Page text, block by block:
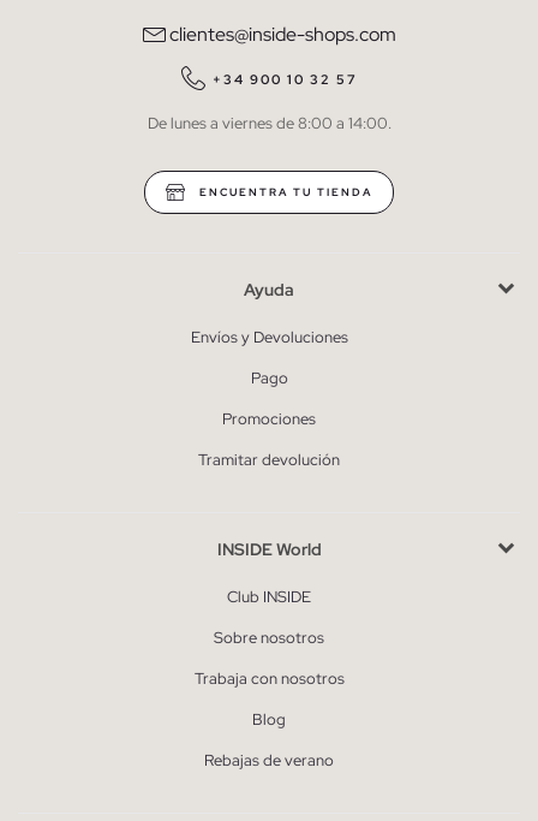
QUIERO SUSCRIBIRME
* Puedes cancelar la suscripción en cualquier momento.
clientes@inside-shops.com
+34 900 10 32 57
De lunes a viernes de 8:00 a 14:00.
ENCUENTRA TU TIENDA
Ayuda
Envíos y Devoluciones
Pago
Promociones
Tramitar devolución
INSIDE World
Club INSIDE
Sobre nosotros
Trabaja con nosotros
Blog
Rebajas de verano